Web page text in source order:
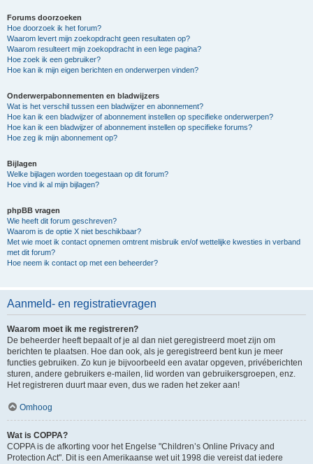
Forums doorzoeken
Hoe doorzoek ik het forum?
Waarom levert mijn zoekopdracht geen resultaten op?
Waarom resulteert mijn zoekopdracht in een lege pagina?
Hoe zoek ik een gebruiker?
Hoe kan ik mijn eigen berichten en onderwerpen vinden?
Onderwerpabonnementen en bladwijzers
Wat is het verschil tussen een bladwijzer en abonnement?
Hoe kan ik een bladwijzer of abonnement instellen op specifieke onderwerpen?
Hoe kan ik een bladwijzer of abonnement instellen op specifieke forums?
Hoe zeg ik mijn abonnement op?
Bijlagen
Welke bijlagen worden toegestaan op dit forum?
Hoe vind ik al mijn bijlagen?
phpBB vragen
Wie heeft dit forum geschreven?
Waarom is de optie X niet beschikbaar?
Met wie moet ik contact opnemen omtrent misbruik en/of wettelijke kwesties in verband
met dit forum?
Hoe neem ik contact op met een beheerder?
Aanmeld- en registratievragen
Waarom moet ik me registreren?
De beheerder heeft bepaalt of je al dan niet geregistreerd moet zijn om
berichten te plaatsen. Hoe dan ook, als je geregistreerd bent kun je meer
functies gebruiken. Zo kun je bijvoorbeeld een avatar opgeven, privéberichten
sturen, andere gebruikers e-mailen, lid worden van gebruikersgroepen, enz.
Het registreren duurt maar even, dus we raden het zeker aan!
Omhoog
Wat is COPPA?
COPPA is de afkorting voor het Engelse "Children’s Online Privacy and
Protection Act". Dit is een Amerikaanse wet uit 1998 die vereist dat iedere